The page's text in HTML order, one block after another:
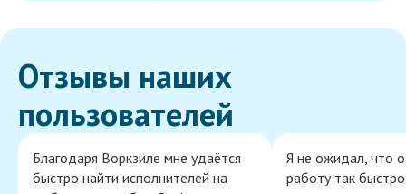
Отзывы наших
пользователей
Благодаря Воркзиле мне удаётся
быстро найти исполнителей на
Я не ожидал, что
работу так